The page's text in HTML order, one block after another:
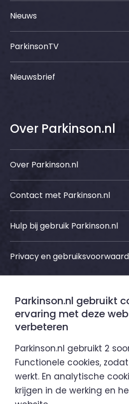
Nieuws
ParkinsonTV
Nieuwsbrief
Over Parkinson.nl
Over Parkinson.nl
Contact met Parkinson.nl
Hulp bij gebruik Parkinson.nl
Privacy en
Sociale media
Parkinson.nl is
Parkinson.nl gebruikt
ervaring met deze
verbeteren
Parkinson.nl gebruikt 2
Functionele cookies,
werkt. En analytische
krijgen in de werking en